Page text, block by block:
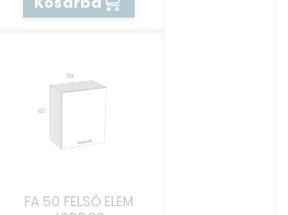
FA 50 FELSŐ ELEM